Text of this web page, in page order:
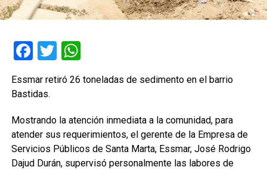
Facebook
Twitter
Essmar retiró 26 toneladas de sedimento en el barrio
Bastidas.
Mostrando la atención inmediata a la comunidad, para
atender sus requerimientos, el gerente de la Empresa de
Servicios Públicos de Santa Marta, Essmar, José Rodrigo
Dajud Durán, supervisó personalmente las labores de